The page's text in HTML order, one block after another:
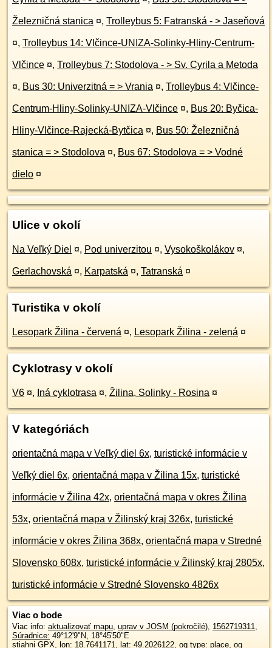
Železničná stanica ¤, Trolleybus 5: Fatranská - > Jaseňová
¤, Trolleybus 14: Vlčince-UNIZA-Solinky-Hliny-Centrum-
Vlčince ¤, Trolleybus 7: Stodolova - > Sv. Cyrila a Metoda
¤, Bus 30: Univerzitná = > Vrania ¤, Trolleybus 4: Vlčince-
Centrum-Hliny-Solinky-UNIZA-Vlčince ¤, Bus 20: Byčica-
Hliny-Vlčince-Rajecká-Bytčica ¤, Bus 50: Železničná
stanica = > Stodolova ¤, Bus 67: Stodolova = > Vodné
dielo ¤
Ulice v okolí
Na Veľký Diel ¤, Pod univerzitou ¤, Vysokoškolákov ¤,
Gerlachovská ¤, Karpatská ¤, Tatranská ¤
Turistika v okolí
Lesopark Žilina - červená ¤, Lesopark Žilina - zelená ¤
Cyklotrasy v okolí
V6 ¤, Iná cyklotrasa ¤, Žilina, Solinky - Rosina ¤
V kategóriách
orientačná mapa v Veľký diel 6x, turistické informácie v
Veľký diel 6x, orientačná mapa v Žilina 15x, turistické
informácie v Žilina 42x, orientačná mapa v okres Žilina
53x, orientačná mapa v Žilinský kraj 326x, turistické
informácie v okres Žilina 368x, orientačná mapa v Stredné
Slovensko 608x, turistické informácie v Žilinský kraj 2805x,
turistické informácie v Stredné Slovensko 4826x
Viac o bode
Viac info: aktualizovať mapu, uprav v JOSM (pokročilé), 1562719311,
Súradnice: 49°12'9"N, 18°45'50"E
stiahni GPX, lon: 18.7641171, lat: 49.2026122, og type: place, og